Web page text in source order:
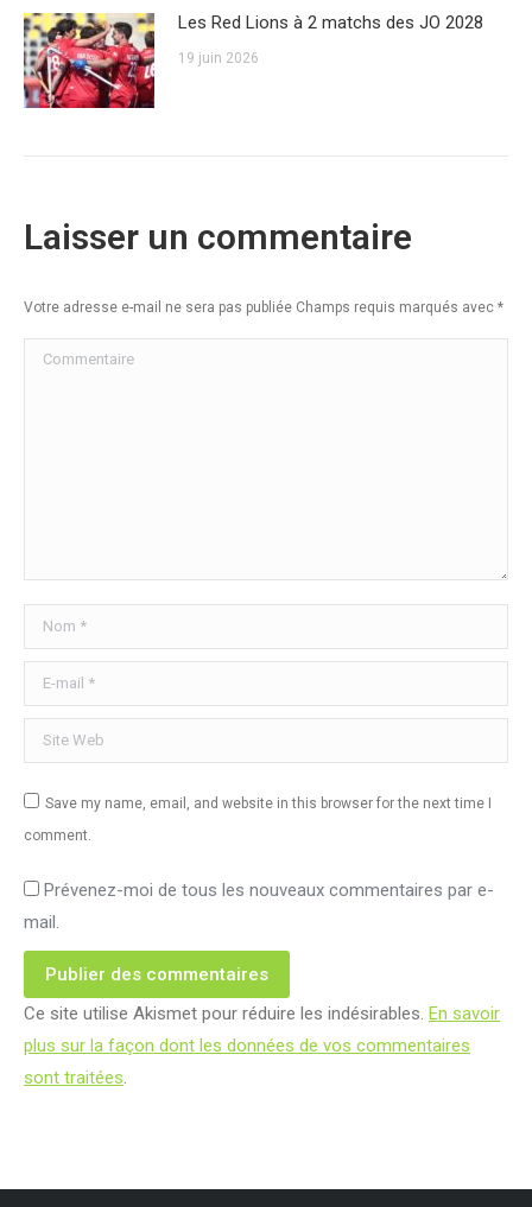
Les Red Lions à 2 matchs des JO 2028
19 juin 2026
Laisser un commentaire
Votre adresse e-mail ne sera pas publiée Champs requis marqués avec *
Commentaire
Nom *
E-mail *
Site Web
Save my name, email, and website in this browser for the next time I
comment.
Prévenez-moi de tous les nouveaux commentaires par e-
mail.
Publier des commentaires
Ce site utilise Akismet pour réduire les indésirables. En savoir
plus sur la façon dont les données de vos commentaires
sont traitées.